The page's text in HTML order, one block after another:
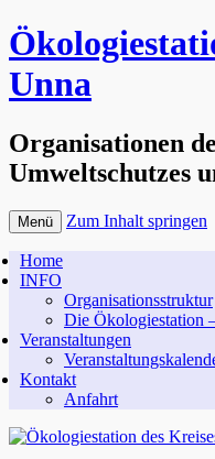
Unna
Organisationen
Umweltschutzes
Menü Zum Inhalt springen
Home
INFO
Organisationsstruktur
Die Ökologiestation
Veranstaltungen
Kontakt
Anfahrt